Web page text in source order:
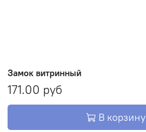
Замок витринный
171.00 руб
В корзину